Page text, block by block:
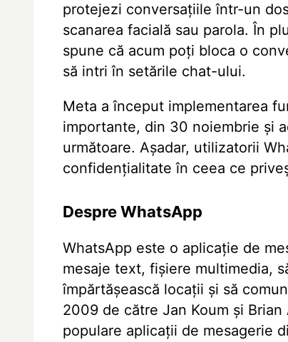
protejezi conversațiile într-un
scanarea facială sau parola. În
spune că acum poți bloca o
să intri în setările chat-ului.
Meta a început implementarea
importante, din 30 noiembrie și
următoare. Așadar, utilizatorii
confidențialitate în ceea ce
Despre WhatsApp
WhatsApp este o aplicație de
mesaje text, fișiere multimedia,
împărtășească locații și să
2009 de către Jan Koum și
populare aplicații de mesagerie